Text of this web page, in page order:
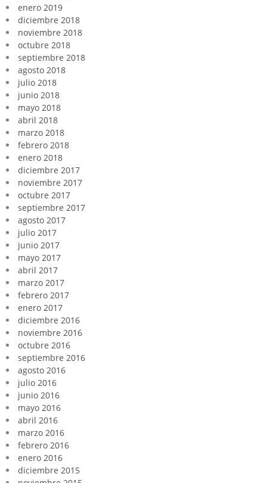
enero 2019
diciembre 2018
noviembre 2018
octubre 2018
septiembre 2018
agosto 2018
julio 2018
junio 2018
mayo 2018
abril 2018
marzo 2018
febrero 2018
enero 2018
diciembre 2017
noviembre 2017
octubre 2017
septiembre 2017
agosto 2017
julio 2017
junio 2017
mayo 2017
abril 2017
marzo 2017
febrero 2017
enero 2017
diciembre 2016
noviembre 2016
octubre 2016
septiembre 2016
agosto 2016
julio 2016
junio 2016
mayo 2016
abril 2016
marzo 2016
febrero 2016
enero 2016
diciembre 2015